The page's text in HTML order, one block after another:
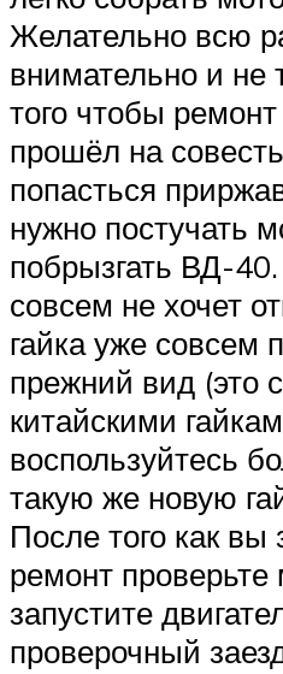
Желательно всю
внимательно и не
того чтобы
прошёл на
попасться
нужно постучать
побрызгать ВД-
совсем не хочет
гайка уже совсем
прежний вид (это
китайскими
воспользуйтесь
такую же новую
После того как вы
ремонт проверьте
запустите
проверочный